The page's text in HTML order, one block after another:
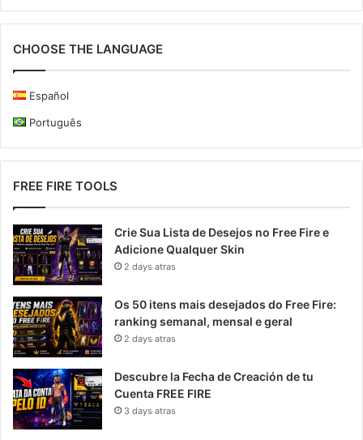
CHOOSE THE LANGUAGE
Español
Português
FREE FIRE TOOLS
Crie Sua Lista de Desejos no Free Fire e
Adicione Qualquer Skin
2 days atras
Os 50 itens mais desejados do Free Fire:
ranking semanal, mensal e geral
2 days atras
Descubre la Fecha de Creación de tu
Cuenta FREE FIRE
3 days atras